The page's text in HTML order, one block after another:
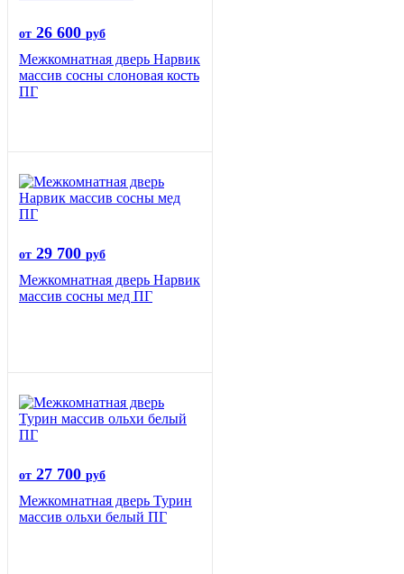
от 26 600 руб
Межкомнатная дверь Нарвик
массив сосны слоновая кость
ПГ
от 29 700 руб
Межкомнатная дверь Нарвик
массив сосны мед ПГ
от 27 700 руб
Межкомнатная дверь Турин
массив ольхи белый ПГ